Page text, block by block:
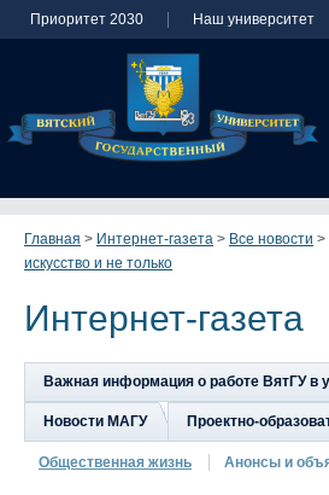
Приоритет 2030 Наш университет
Главная > Интернет-газета > Все новости >
искусство и не только
Интернет-газета
Важная информация о работе ВятГУ в
Новости МАГУ Проектно-
Общественная жизнь Анонсы и